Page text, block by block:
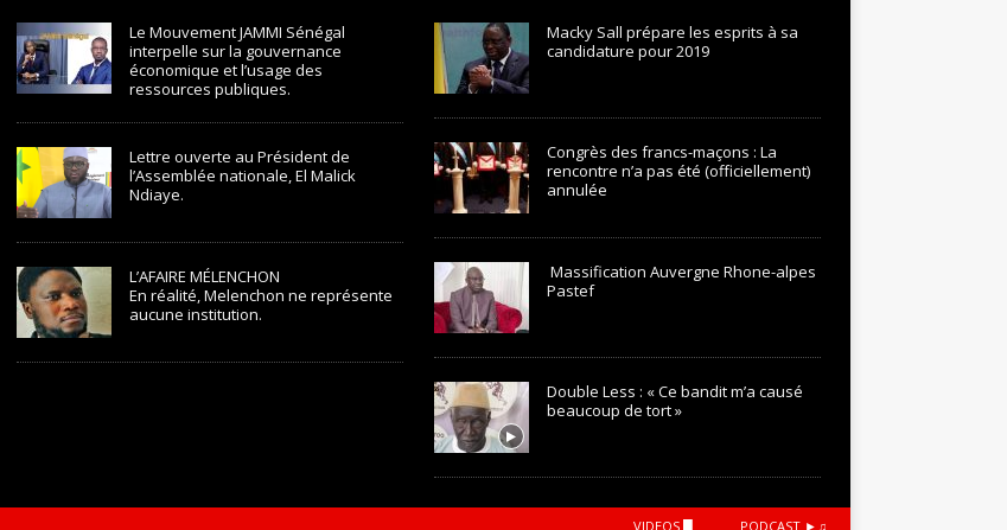
Le Mouvement JAMMI Sénégal
interpelle sur la gouvernance
économique et l’usage des
ressources publiques.
Lettre ouverte au Président de
l’Assemblée nationale, El Malick
Ndiaye.
L’AFAIRE MÉLENCHON
En réalité, Melenchon ne représente
aucune institution.
Macky Sall prépare les esprits à sa
candidature pour 2019
Congrès des francs-maçons : La
rencontre n’a pas été (officiellement)
annulée
Massification Auvergne Rhone-alpes
Pastef
Double Less : « Ce bandit m’a causé
beaucoup de tort »
VIDEOS █ PODCAST ►♫